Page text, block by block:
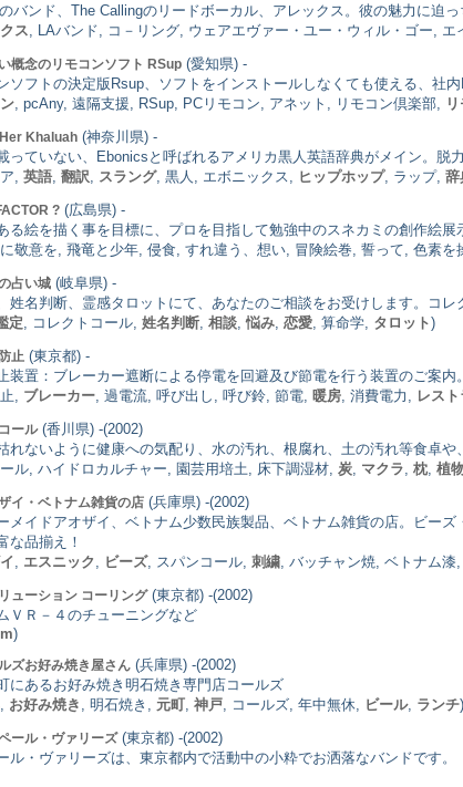
のバンド、The Callingのリードボーカル、アレックス。彼の魅力に迫っ
ス , LAバンド, コ－リング, ウェアエヴァー・ユー・ウィル・ゴー,
概念のリモコンソフト RSup (愛知県) -
ソフトの決定版Rsup、ソフトをインストールしなくても使える、社
, pcAny, 遠隔支援, RSup, PCリモコン, アネット, リモコン倶楽部,
Khaluah (神奈川県) -
っていない、Ebonicsと呼ばれるアメリカ黒人英語辞典がメイン。脱
, 英語 翻訳 スラング, 黒人, エボニックス, ヒップホップ, ラップ, 辞
? (広島県) -
る絵を描く事を目標に、プロを目指して勉強中のスネカミの創作絵
敬意を, 飛竜と少年, 侵食, すれ違う、想い, 冒険絵巻, 誓って, 色素
占い城 (岐阜県) -
姓名判断、霊感タロットにて、あなたのご相談をお受けします。コ
定 , コレクトコール, 姓名判断 相談 ,悩み 恋愛 , 算命学, タロット)
止 (東京都) -
装置：ブレーカー遮断による停電を回避及び節電を行う装置のご案
, ブレーカー , 過電流, 呼び出し, 呼び鈴, 節電, 暖房 , 消費電力, レス
ール(香川県) -(2002)
れないように健康への気配り、水の汚れ、根腐れ、土の汚れ等食卓
ル, ハイドロカルチャー, 園芸用培土, 床下調湿材, 炭 マクラ 枕, 植
イ・ベトナム雑貨の店 (兵庫県) -(2002)
メイドアオザイ、ベトナム少数民族製品、ベトナム雑貨の店。ビー
な品揃え！
エスニック ビーズ, スパンコール, 刺繍 , バッチャン焼, ベトナム漆,
ューション コーリング(東京都) -(2002)
ＶＲ－４のチューニングなど
)
ズお好み焼き屋さん (兵庫県) -(2002)
にあるお好み焼き明石焼き専門店コールズ
お好み焼き , 明石焼き, 元町 神戸 , コールズ, 年中無休, ビール, ランチ)
ール・ヴァリーズ(東京都) -(2002)
ル・ヴァリーズは、東京都内で活動中の小粋でお洒落なバンドです